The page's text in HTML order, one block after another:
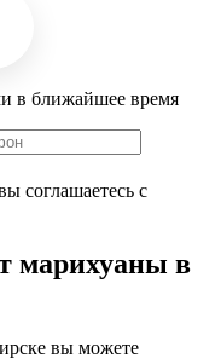
в ближайшее время
соглашаетесь с
марихуаны в
вы можете